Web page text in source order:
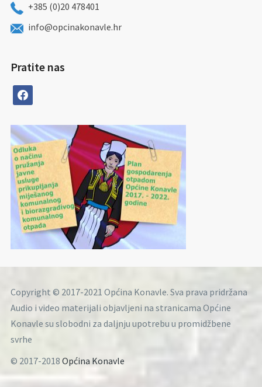
+385 (0)20 478401
info@opcinakonavle.hr
Pratite nas
facebook
Copyright © 2017-2021 Općina Konavle. Sva prava pridržana
Audio i video materijali objavljeni na stranicama Općine
Konavle su slobodni za daljnju upotrebu u promidžbene
svrhe
© 2017-2018 Općina Konavle